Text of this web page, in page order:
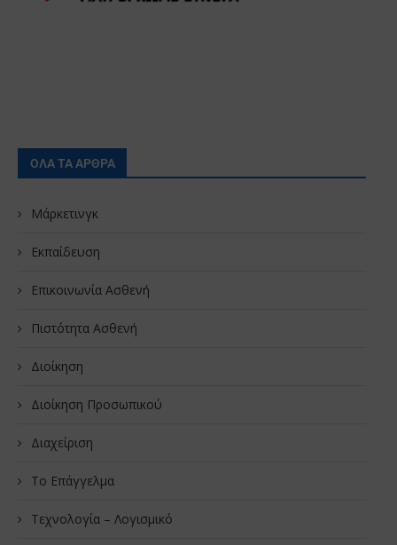
ΟΛΑ ΤΑ ΑΡΘΡΑ
Μάρκετινγκ
Εκπαίδευση
Επικοινωνία Ασθενή
Πιστότητα Ασθενή
Διοίκηση
Διοίκηση Προσωπικού
Διαχείριση
Το Επάγγελμα
Τεχνολογία – Λογισμικό